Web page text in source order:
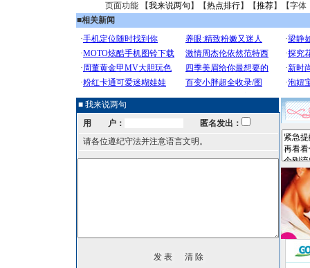
页面功能 【我来说两句 】【热点排行】【推荐】【字体
■相关新闻
■ 我来说两句
用 户：
匿名发出：
请各位遵纪守法并注意语言文明。